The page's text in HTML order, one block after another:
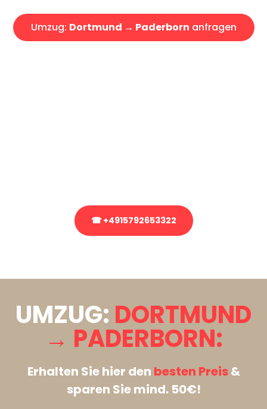
Umzug: Dortmund → Paderborn anfragen
☎ +4915792653322
UMZUG: DORTMUND
→ PADERBORN:
Erhalten Sie hier den besten Preis&
sparen Sie mind. 50€!